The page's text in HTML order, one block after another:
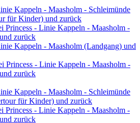
Kappeln - Maasholm - Schleimünde
für Kinder) und zurück
Princess - Linie Kappeln - Maasholm -
zurück
Kappeln - Maasholm (Landgang) und
Princess - Linie Kappeln - Maasholm -
zurück
Kappeln - Maasholm - Schleimünde
für Kinder) und zurück
Princess - Linie Kappeln - Maasholm -
zurück